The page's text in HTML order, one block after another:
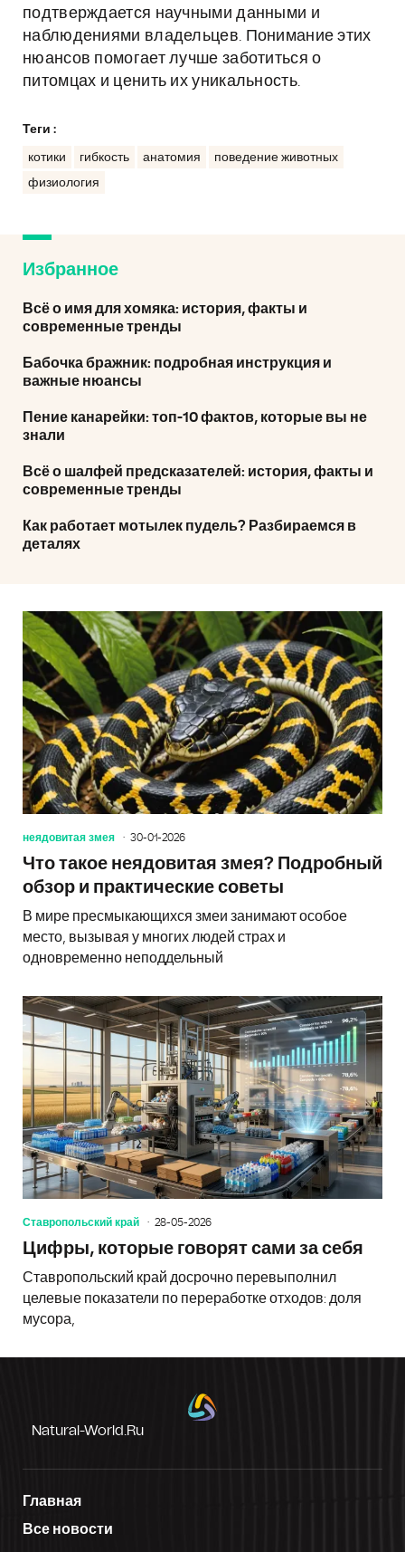
подтверждается научными данными и
наблюдениями владельцев. Понимание этих
нюансов помогает лучше заботиться о
питомцах и ценить их уникальность.
Теги :
котики гибкость анатомия
поведение животных
физиология
Избранное
Всё о имя для хомяка: история, факты и
современные тренды
Бабочка бражник: подробная инструкция и
важные нюансы
Пение канарейки: топ-10 фактов, которые вы не
знали
Всё о шалфей предсказателей: история, факты и
современные тренды
Как работает мотылек пудель? Разбираемся в
деталях
неядовитая змея 30-01-2026
Что такое неядовитая змея? Подробный
обзор и практические советы
В мире пресмыкающихся змеи занимают особое
место, вызывая у многих людей страх и
одновременно неподдельный
Ставропольский край 28-05-2026
Цифры, которые говорят сами за себя
Ставропольский край досрочно перевыполнил
целевые показатели по переработке отходов: доля
мусора,
Natural-World.ru
Главная
Все новости